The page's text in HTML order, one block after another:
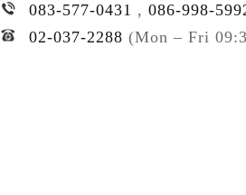
083-577-0431 , 086-998-
02-037-2288 (Mon – Fri